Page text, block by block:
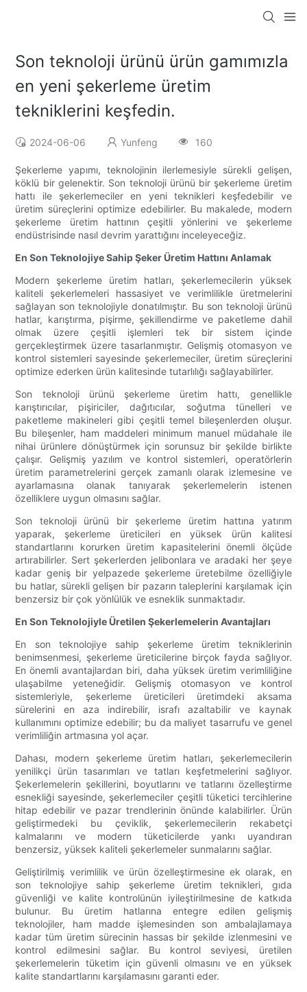
Son teknoloji ürünü ürün gamımızla
en yeni şekerleme üretim
tekniklerini keşfedin.
2024-06-06 Yunfeng 160
Şekerleme yapımı, teknolojinin ilerlemesiyle sürekli gelişen,
köklü bir gelenektir. Son teknoloji ürünü bir şekerleme üretim
hattı ile şekerlemeciler en yeni teknikleri keşfedebilir ve
üretim süreçlerini optimize edebilirler. Bu makalede, modern
şekerleme üretim hattının çeşitli yönlerini ve şekerleme
endüstrisinde nasıl devrim yarattığını inceleyeceğiz.
En Son Teknolojiye Sahip Şeker Üretim Hattını Anlamak
Modern şekerleme üretim hatları, şekerlemecilerin yüksek
kaliteli şekerlemeleri hassasiyet ve verimlilikle üretmelerini
sağlayan son teknolojiyle donatılmıştır. Bu son teknoloji ürünü
hatlar, karıştırma, pişirme, şekillendirme ve paketleme dahil
olmak üzere çeşitli işlemleri tek bir sistem içinde
gerçekleştirmek üzere tasarlanmıştır. Gelişmiş otomasyon ve
kontrol sistemleri sayesinde şekerlemeciler, üretim süreçlerini
optimize ederken ürün kalitesinde tutarlılığı sağlayabilirler.
Son teknoloji ürünü şekerleme üretim hattı, genellikle
karıştırıcılar, pişiriciler, dağıtıcılar, soğutma tünelleri ve
paketleme makineleri gibi çeşitli temel bileşenlerden oluşur.
Bu bileşenler, ham maddeleri minimum manuel müdahale ile
nihai ürünlere dönüştürmek için sorunsuz bir şekilde birlikte
çalışır. Gelişmiş yazılım ve kontrol sistemleri, operatörlerin
üretim parametrelerini gerçek zamanlı olarak izlemesine ve
ayarlamasına olanak tanıyarak şekerlemelerin istenen
özelliklere uygun olmasını sağlar.
Son teknoloji ürünü bir şekerleme üretim hattına yatırım
yaparak, şekerleme üreticileri en yüksek ürün kalitesi
standartlarını korurken üretim kapasitelerini önemli ölçüde
artırabilirler. Sert şekerlerden jelibonlara ve aradaki her şeye
kadar geniş bir yelpazede şekerleme üretebilme özelliğiyle
bu hatlar, sürekli gelişen bir pazarın taleplerini karşılamak için
benzersiz bir çok yönlülük ve esneklik sunmaktadır.
En Son Teknolojiyle Üretilen Şekerlemelerin Avantajları
En son teknolojiye sahip şekerleme üretim tekniklerinin
benimsenmesi, şekerleme üreticilerine birçok fayda sağlıyor.
En önemli avantajlardan biri, daha yüksek üretim verimliliğine
ulaşabilme yeteneğidir. Gelişmiş otomasyon ve kontrol
sistemleriyle, şekerleme üreticileri üretimdeki aksama
sürelerini en aza indirebilir, israfı azaltabilir ve kaynak
kullanımını optimize edebilir; bu da maliyet tasarrufu ve genel
verimliliğin artmasına yol açar.
Dahası, modern şekerleme üretim hatları, şekerlemecilerin
yenilikçi ürün tasarımları ve tatları keşfetmelerini sağlıyor.
Şekerlemelerin şekillerini, boyutlarını ve tatlarını özelleştirme
esnekliği sayesinde, şekerlemeciler çeşitli tüketici tercihlerine
hitap edebilir ve pazar trendlerinin önünde kalabilirler. Ürün
geliştirmedeki bu çeviklik, şekerlemecilerin rekabetçi
kalmalarını ve modern tüketicilerde yankı uyandıran
benzersiz, yüksek kaliteli şekerlemeler sunmalarını sağlar.
Geliştirilmiş verimlilik ve ürün özelleştirmesine ek olarak, en
son teknolojiye sahip şekerleme üretim teknikleri, gıda
güvenliği ve kalite kontrolünün iyileştirilmesine de katkıda
bulunur. Bu üretim hatlarına entegre edilen gelişmiş
teknolojiler, ham madde işlemesinden son ambalajlamaya
kadar tüm üretim sürecinin hassas bir şekilde izlenmesini ve
kontrol edilmesini sağlar. Bu kontrol seviyesi, üretilen
şekerlemelerin tüketim için güvenli olmasını ve en yüksek
kalite standartlarını karşılamasını garanti eder.